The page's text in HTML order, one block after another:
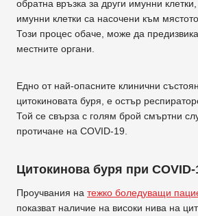
обратна връзка за други имунни
имунни клетки са насочени към
Този процес обаче, може да
местните органи.
Едно от най-опасните клинични
цитокиновата буря, е остър
Той се свърза с голям брой смъртни
протичане на COVID-19.
Цитокинова буря при COVID-
Проучвания на тежко боледуващи
показват наличие на високи нива на